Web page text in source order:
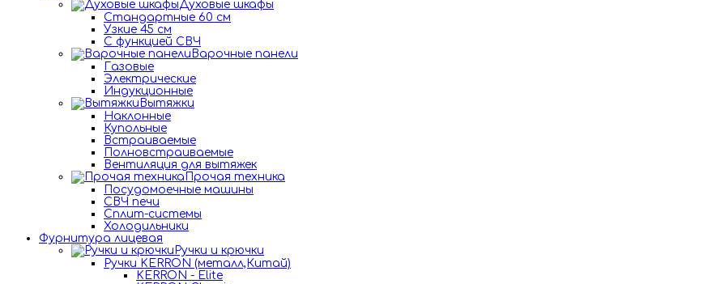
Духовые шкафы
Стандартные 60 см
Узкие 45 см
С функцией СВЧ
Варочные панели
Газовые
Электрические
Индукционные
Вытяжки
Наклонные
Купольные
Встраиваемые
Полновстраиваемые
Вентиляция для вытяжек
Прочая техника
Посудомоечные машины
СВЧ печи
Сплит-системы
Холодильники
Фурнитура лицевая
Ручки и крючки
Ручки KERRON (металл,Китай)
KERRON - Elite